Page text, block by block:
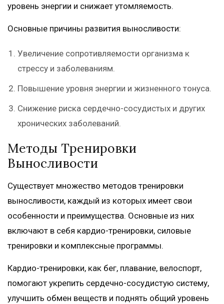
уровень энергии и снижает утомляемость.
Основные причины развития выносливости:
Увеличение сопротивляемости организма к
стрессу и заболеваниям.
Повышение уровня энергии и жизненного тонуса.
Снижение риска сердечно-сосудистых и других
хронических заболеваний.
Методы Тренировки
Выносливости
Существует множество методов тренировки
выносливости, каждый из которых имеет свои
особенности и преимущества. Основные из них
включают в себя кардио-тренировки, силовые
тренировки и комплексные программы.
Кардио-тренировки, как бег, плавание, велоспорт,
помогают укрепить сердечно-сосудистую систему,
улучшить обмен веществ и поднять общий уровень